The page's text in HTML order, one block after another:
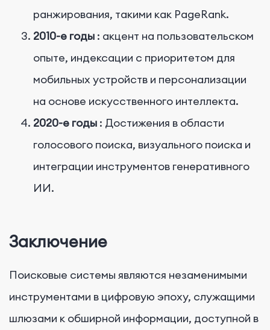
ранжирования, такими как PageRank.
2010-е годы : акцент на пользовательском
опыте, индексации с приоритетом для
мобильных устройств и персонализации
на основе искусственного интеллекта.
2020-е годы : Достижения в области
голосового поиска, визуального поиска и
интеграции инструментов генеративного
ИИ.
Заключение
Поисковые системы являются незаменимыми
инструментами в цифровую эпоху, служащими
шлюзами к обширной информации, доступной в